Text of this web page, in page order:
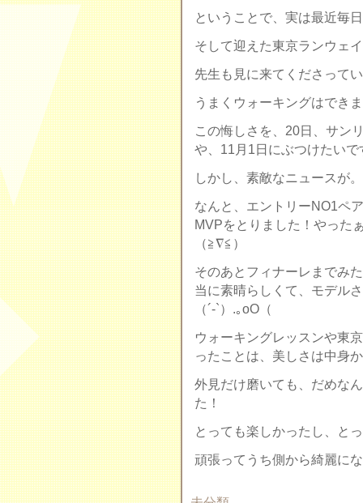
ということで、実は最近毎
そして迎えた東京ランウェ
先生も見に来てくださって
うまくウォーキングはでき
この悔しさを、20日、サン
や、11月1日にぶつけたいで
しかし、素敵なニュースが。
なんと、エントリーNO1ペ
MVPをとりました！やった
（≧∇≦）
そのあとフィナーレまでみ
当に素晴らしくて、モデル
（´-`）.｡oO（
ウォーキングレッスンや東
ったことは、美しさは中身
外見だけ磨いても、だめな
た！
とっても楽しかったし、と
頑張ってうち側から綺麗に